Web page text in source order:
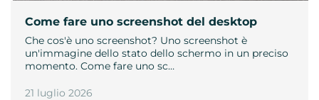
Come fare uno screenshot del desktop
Che cos'è uno screenshot? Uno screenshot è
un'immagine dello stato dello schermo in un preciso
momento. Come fare uno sc…
21 luglio 2026